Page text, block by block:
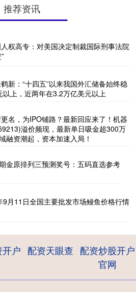
推荐资讯
权高专：对美国决定制裁国际刑事法院
新：“十四五”以来我国外汇储备始终稳
以上，近两年在3.2万亿美元以上
名，为IPO铺路？最新回应来了！机器
溢价频现，最新单日吸金超300万
融资潮起，资本加速入局！
金原排列三预测奖号：五码直选参考
9月11日全国主要批发市场鳗鱼价格行情
户 配资天眼查 配资炒股开户
官网